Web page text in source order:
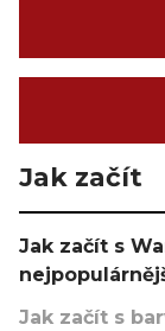
Jak začít
Jak začít s
Jak začít s